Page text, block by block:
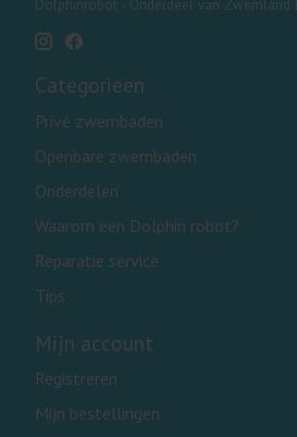
Categorieën
Privé zwembaden
Openbare zwembaden
Onderdelen
Waarom een Dolphin robot?
Reparatie service
Tips
Mijn account
Registreren
Mijn bestellingen